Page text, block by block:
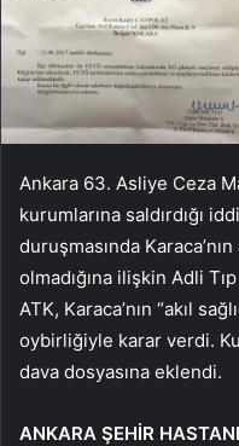
Ankara 63. Asliye Ceza
kurumlarına saldırdığı
duruşmasında
olmadığına ilişkin Adli
ATK, Karaca’nın “akıl
oybirliğiyle karar verdi.
dava dosyasına eklendi.
ANKARA ŞEHİR